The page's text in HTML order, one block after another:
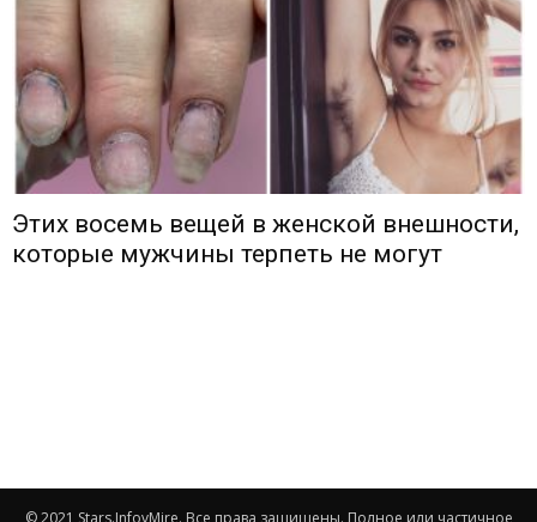
Этих восемь вещей в женской внешности,
которые мужчины терпеть не могут
© 2021 Stars.InfovMire. Все права защищены. Полное или частичное